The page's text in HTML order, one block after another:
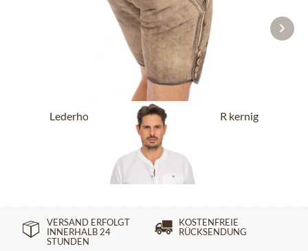
Lederhose kurz mit Gürtel BUCHNER kernig
natur
ab 289,90 €
VERSAND ERFOLGT
INNERHALB 24
STUNDEN
KOSTENFREIE
RÜCKSENDUNG